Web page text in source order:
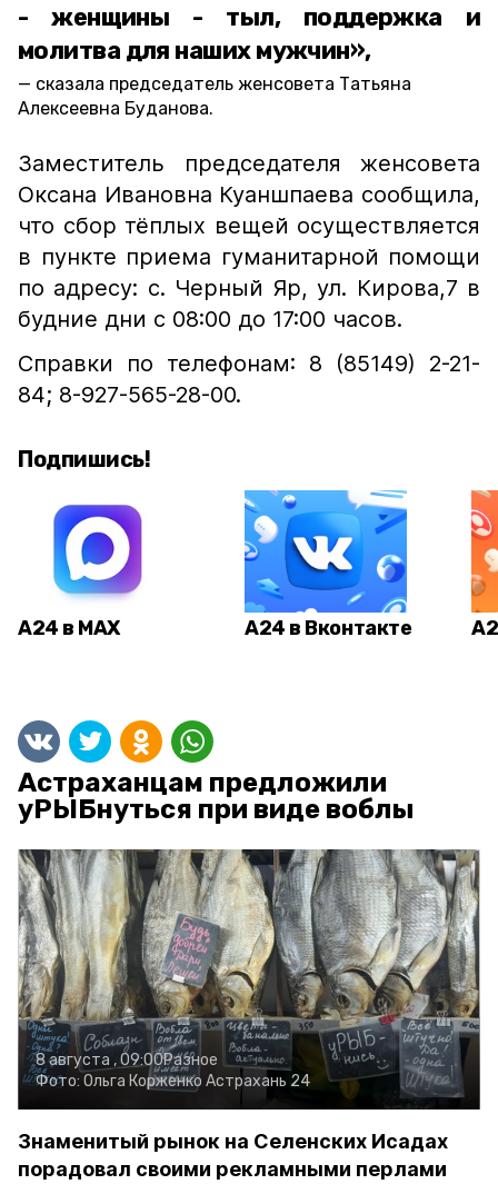
- женщины - тыл, поддержка и
молитва для наших мужчин»,
сказала председатель женсовета Татьяна
Алексеевна Буданова.
Заместитель председателя женсовета
Оксана Ивановна Куаншпаева сообщила,
что сбор тёплых вещей осуществляется
в пункте приема гуманитарной помощи
по адресу: с. Черный Яр, ул. Кирова,7 в
будние дни с 08:00 до 17:00 часов.
Справки по телефонам: 8 (85149) 2-21-
84; 8-927-565-28-00.
Подпишись!
А24 в MAX А24 в Вконтакте
Астраханцам предложили
уРЫБнуться при виде воблы
8 августа , 09:00Разное
Фото: Ольга Корженко Астрахань 24
Знаменитый рынок на Селенских Исадах
порадовал своими рекламными перлами